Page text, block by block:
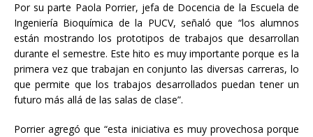
Por su parte Paola Porrier, jefa de Docencia de la Escuela de
Ingeniería Bioquímica de la PUCV, señaló que “los alumnos
están mostrando los prototipos de trabajos que desarrollan
durante el semestre. Este hito es muy importante porque es la
primera vez que trabajan en conjunto las diversas carreras, lo
que permite que los trabajos desarrollados puedan tener un
futuro más allá de las salas de clase”.
Porrier agregó que “esta iniciativa es muy provechosa porque